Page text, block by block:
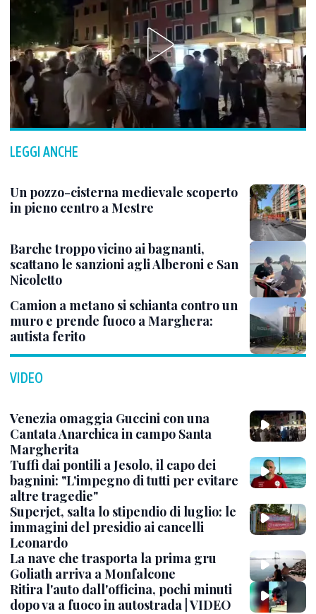
LEGGI ANCHE
Un pozzo-cisterna medievale scoperto
in pieno centro a Mestre
Barche troppo vicino ai bagnanti,
scattano le sanzioni agli Alberoni e San
Nicoletto
Camion a metano si schianta contro un
muro e prende fuoco a Marghera:
autista ferito
VIDEO
Venezia omaggia Guccini con una
Cantata Anarchica in campo Santa
Margherita
Tuffi dai pontili a Jesolo, il capo dei
bagnini: "L'impegno di tutti per evitare
altre tragedie"
Superjet, salta lo stipendio di luglio: le
immagini del presidio ai cancelli
Leonardo
La nave che trasporta la prima gru
Goliath arriva a Monfalcone
Ritira l'auto dall'officina, pochi minuti
dopo va a fuoco in autostrada | VIDEO